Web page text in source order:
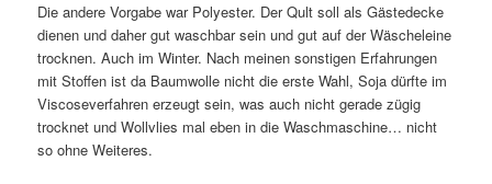
Die andere Vorgabe war Polyester. Der Qult soll als Gästedecke
dienen und daher gut waschbar sein und gut auf der Wäscheleine
trocknen. Auch im Winter. Nach meinen sonstigen Erfahrungen
mit Stoffen ist da Baumwolle nicht die erste Wahl, Soja dürfte im
Viscoseverfahren erzeugt sein, was auch nicht gerade zügig
trocknet und Wollvlies mal eben in die Waschmaschine… nicht
so ohne Weiteres.